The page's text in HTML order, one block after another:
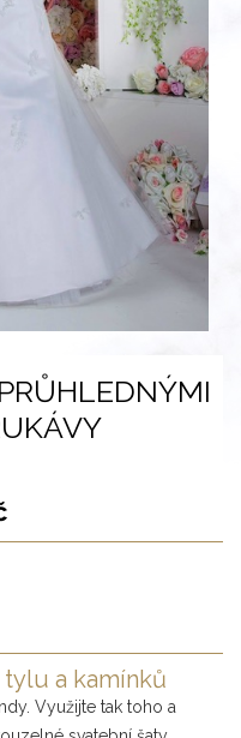
a kamínků
Využijte tak toho a